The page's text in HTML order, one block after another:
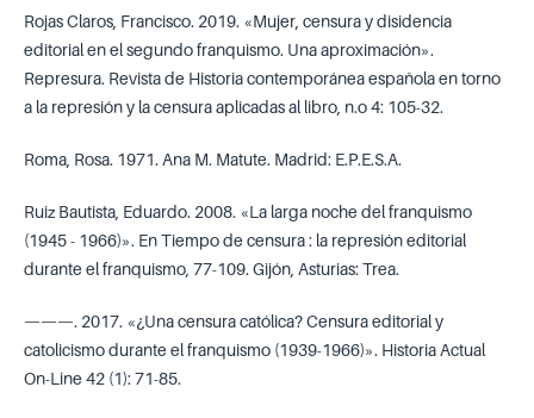
Rojas Claros, Francisco. 2019. «Mujer, censura y disidencia
editorial en el segundo franquismo. Una aproximación».
Represura. Revista de Historia contemporánea española en torno
a la represión y la censura aplicadas al libro, n.o 4: 105-32.
Roma, Rosa. 1971. Ana M. Matute. Madrid: E.P.E.S.A.
Ruiz Bautista, Eduardo. 2008. «La larga noche del franquismo
(1945 - 1966)». En Tiempo de censura : la represión editorial
durante el franquismo, 77-109. Gijón, Asturias: Trea.
———. 2017. «¿Una censura católica? Censura editorial y
catolicismo durante el franquismo (1939-1966)». Historia Actual
On-Line 42 (1): 71-85.